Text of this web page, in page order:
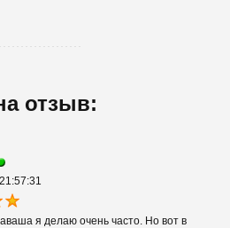
отзыв:
я делаю очень часто. Но вот в